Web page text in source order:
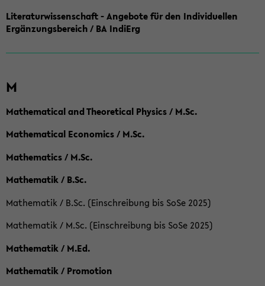
Literaturwissenschaft - Angebote für den Individuellen
Ergänzungsbereich / BA IndiErg
M
Mathematical and Theoretical Physics / M.Sc.
Mathematical Economics / M.Sc.
Mathematics / M.Sc.
Mathematik / B.Sc.
Mathematik / B.Sc. (Einschreibung bis SoSe 2025)
Mathematik / M.Sc. (Einschreibung bis SoSe 2025)
Mathematik / M.Ed.
Mathematik / Promotion